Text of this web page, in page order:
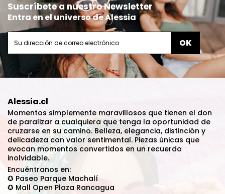
Suscríbete a nuestro Newsletter
Entra en el universo de Alessia
Alessia.cl
Momentos simplemente maravillosos que tienen el don
de paralizar a cualquiera que tenga la oportunidad de
cruzarse en su camino. Belleza, elegancia, distinción y
delicadeza con valor sentimental. Piezas únicas que
evocan momentos convertidos en un recuerdo
inolvidable.
Encuéntranos en:
✪ Paseo Parque Machalí
✪ Mall Open Plaza Rancagua